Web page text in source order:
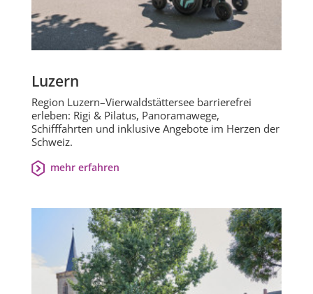
Luzern
Region Luzern–Vierwaldstättersee barrierefrei
erleben: Rigi & Pilatus, Panoramawege,
Schifffahrten und inklusive Angebote im Herzen der
Schweiz.
mehr erfahren